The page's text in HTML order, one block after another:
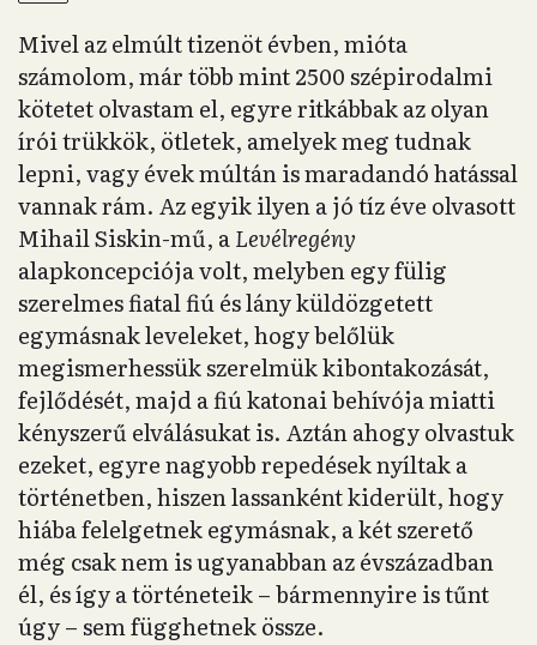
Mivel az elmúlt tizenöt évben, mióta
számolom, már több mint 2500 szépirodalmi
kötetet olvastam el, egyre ritkábbak az olyan
írói trükkök, ötletek, amelyek meg tudnak
lepni, vagy évek múltán is maradandó hatással
vannak rám. Az egyik ilyen a jó tíz éve olvasott
Mihail Siskin-mű, aLevélregény
alapkoncepciója volt, melyben egy fülig
szerelmes fiatal fiú és lány küldözgetett
egymásnak leveleket, hogy belőlük
megismerhessük szerelmük kibontakozását,
fejlődését, majd a fiú katonai behívója miatti
kényszerű elválásukat is. Aztán ahogy olvastuk
ezeket, egyre nagyobb repedések nyíltak a
történetben, hiszen lassanként kiderült, hogy
hiába felelgetnek egymásnak, a két szerető
még csak nem is ugyanabban az évszázadban
él, és így a történeteik – bármennyire is tűnt
úgy – sem függhetnek össze.